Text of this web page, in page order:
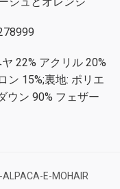
22% アクリル 20%
ン 15%;裏地: ポリエ
ウン 90% フェザー
E-MOHAIR